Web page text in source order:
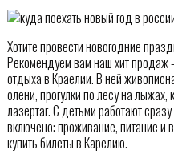
Хотите провести новогодние
Рекомендуем вам наш хит продаж
отдыха в Краелии. В ней
олени, прогулки по лесу на лыжах,
лазертаг. С детьми работают
включено: проживание, питание и
купить билеты в Карелию.